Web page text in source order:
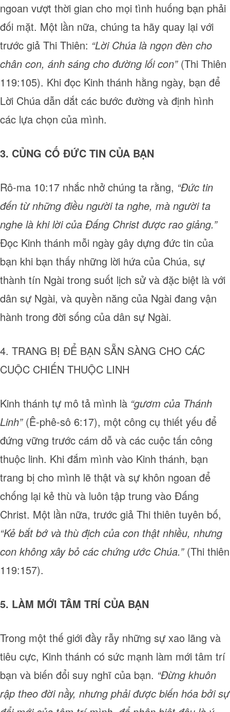
ngoan vượt thời gian cho mọi tình huống bạn phải
đối mặt. Một lần nữa, chúng ta hãy quay lại với
trước giả Thi Thiên: “Lời Chúa là ngọn đèn cho
chân con, ánh sáng cho đường lối con”(Thi Thiên
119:105). Khi đọc Kinh thánh hằng ngày, bạn để
Lời Chúa dẫn dắt các bước đường và định hình
các lựa chọn của mình.
3. CỦNG CỐ ĐỨC TIN CỦA BẠN
Rô-ma 10:17 nhắc nhở chúng ta rằng, “Đức tin
đến từ những điều người ta nghe, mà người ta
nghe là khi lời của Đấng Christ được rao giảng.”
Đọc Kinh thánh mỗi ngày gây dựng đức tin của
bạn khi bạn thấy những lời hứa của Chúa, sự
thành tín Ngài trong suốt lịch sử và đặc biệt là với
dân sự Ngài, và quyền năng của Ngài đang vận
hành trong đời sống của dân sự Ngài.
4. TRANG BỊ ĐỂ BẠN SẴN SÀNG CHO CÁC
CUỘC CHIẾN THUỘC LINH
Kinh thánh tự mô tả mình là “gươm của Thánh
Linh”(Ê-phê-sô 6:17), một công cụ thiết yếu để
đứng vững trước cám dỗ và các cuộc tấn công
thuộc linh. Khi đắm mình vào Kinh thánh, bạn
trang bị cho mình lẽ thật và sự khôn ngoan để
chống lại kẻ thù và luôn tập trung vào Đấng
Christ. Một lần nữa, trước giả Thi thiên tuyên bố,
“Kẻ bắt bớ và thù địch của con thật nhiều, nhưng
con không xây bỏ các chứng ước Chúa.”(Thi thiên
119:157).
5. LÀM MỚI TÂM TRÍ CỦA BẠN
Trong một thế giới đầy rẫy những sự xao lãng và
tiêu cực, Kinh thánh có sức mạnh làm mới tâm trí
bạn và biến đổi suy nghĩ của bạn. “Đừng khuôn
rập theo đời nầy, nhưng phải được biến hóa bởi sự